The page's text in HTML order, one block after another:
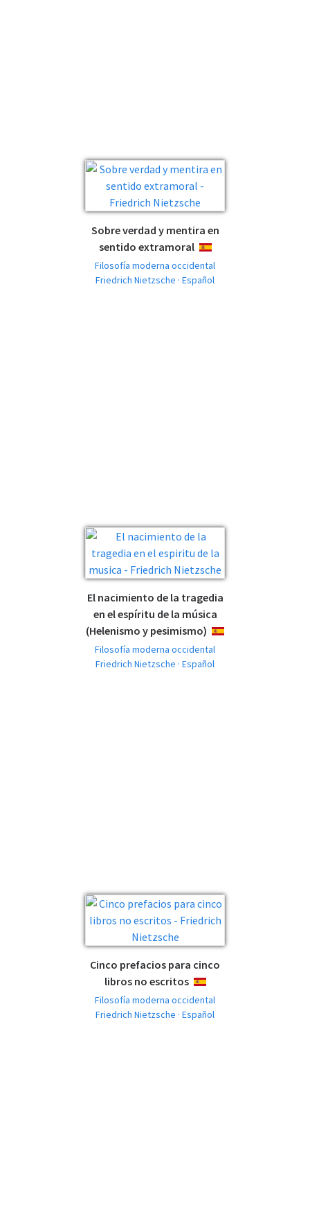
Sobre verdad y mentira en
sentido extramoral ESPAÑOL
Filosofía moderna occidental
Friedrich Nietzsche · Español
El nacimiento de la tragedia
en el espíritu de la música
(Helenismo y pesimismo)
ESPAÑOL
Filosofía moderna occidental
Friedrich Nietzsche · Español
Cinco prefacios para cinco
libros no escritos ESPAÑOL
Filosofía moderna occidental
Friedrich Nietzsche · Español